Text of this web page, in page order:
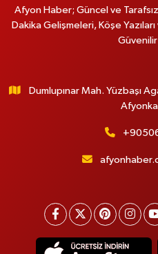
Afyon Haber; Güncel ve
Dakika Gelişmeleri, Köşe
Dumlupınar Mah. Yüzbaşı